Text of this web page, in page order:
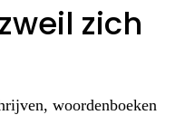
zich
woordenboeken